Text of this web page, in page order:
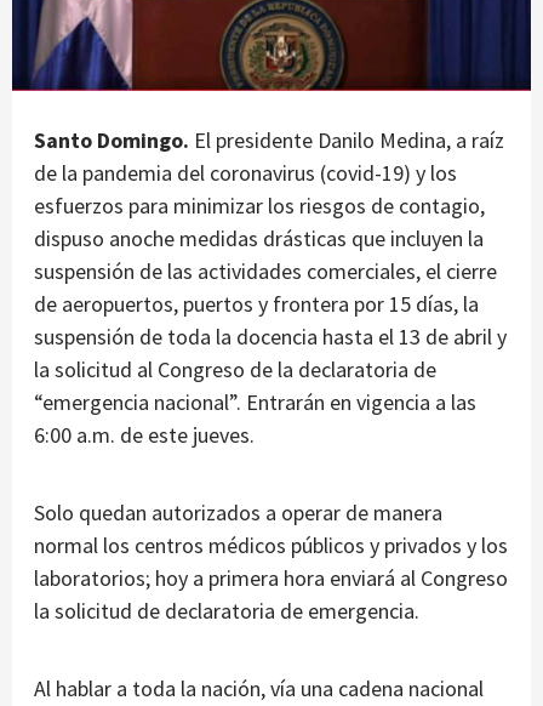
Santo Domingo. El presidente Danilo Medina, a raíz
de la pandemia del coronavirus (covid-19) y los
esfuerzos para minimizar los riesgos de contagio,
dispuso anoche medidas drásticas que incluyen la
suspensión de las actividades comerciales, el cierre
de aeropuertos, puertos y frontera por 15 días, la
suspensión de toda la docencia hasta el 13 de abril y
la solicitud al Congreso de la declaratoria de
“emergencia nacional”. Entrarán en vigencia a las
6:00 a.m. de este jueves.
Solo quedan autorizados a operar de manera
normal los centros médicos públicos y privados y los
laboratorios; hoy a primera hora enviará al Congreso
la solicitud de declaratoria de emergencia.
Al hablar a toda la nación, vía una cadena nacional